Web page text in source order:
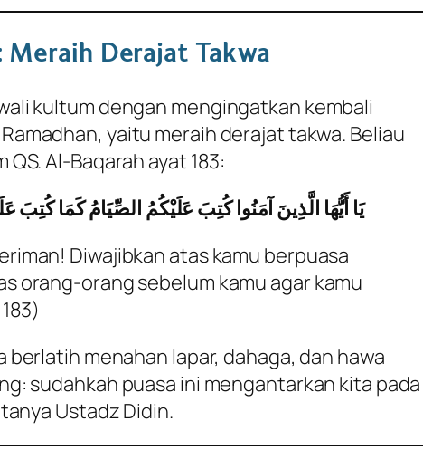
Meraih Derajat Takwa
kultum dengan mengingatkan kembali
yaitu meraih derajat takwa. Beliau
Al-Baqarah ayat 183:
يَا أَيُّهَا الَّذِينَ آمَنُوا كُتِبَ عَلَيْكُمُ الصِّيَامُ كَمَا
Diwajibkan atas kamu berpuasa
orang-orang sebelum kamu agar kamu
menahan lapar, dahaga, dan hawa
sudahkah puasa ini mengantarkan kita pada
Ustadz Didin.